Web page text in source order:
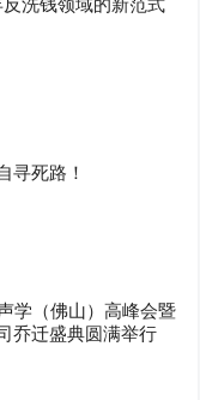
洗钱领域的新范式
寻死路！
学（佛山）高峰会暨
乔迁盛典圆满举行